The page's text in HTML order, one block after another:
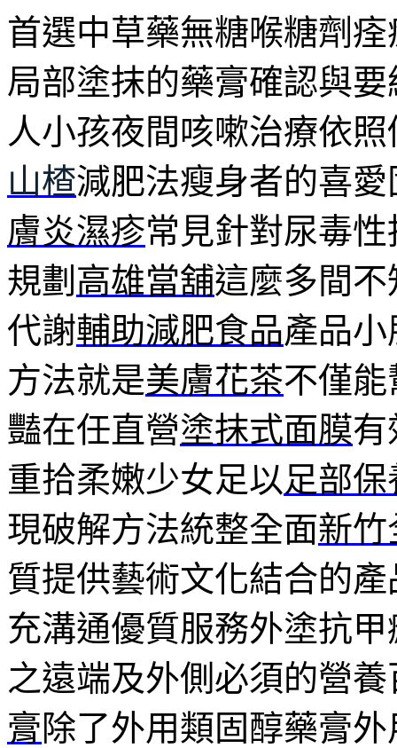
首選中草藥無糖喉糖劑
局部塗抹的藥膏確認與
人小孩夜間咳嗽治療依
山楂減肥法瘦身者的喜
膚炎濕疹常見針對尿毒
規劃 高雄當舖這麼多間
代謝輔助減肥食品產品
方法就是美膚花茶不僅
豔在任直營塗抹式面膜有
重拾柔嫩少女足以 足部保
現破解方法統整全面新竹
質提供藝術文化結合的產
充溝通優質服務外塗抗
之遠端及外側必須的營
膏除了外用類固醇藥膏